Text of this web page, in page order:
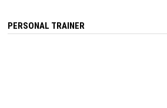
PERSONAL TRAINER